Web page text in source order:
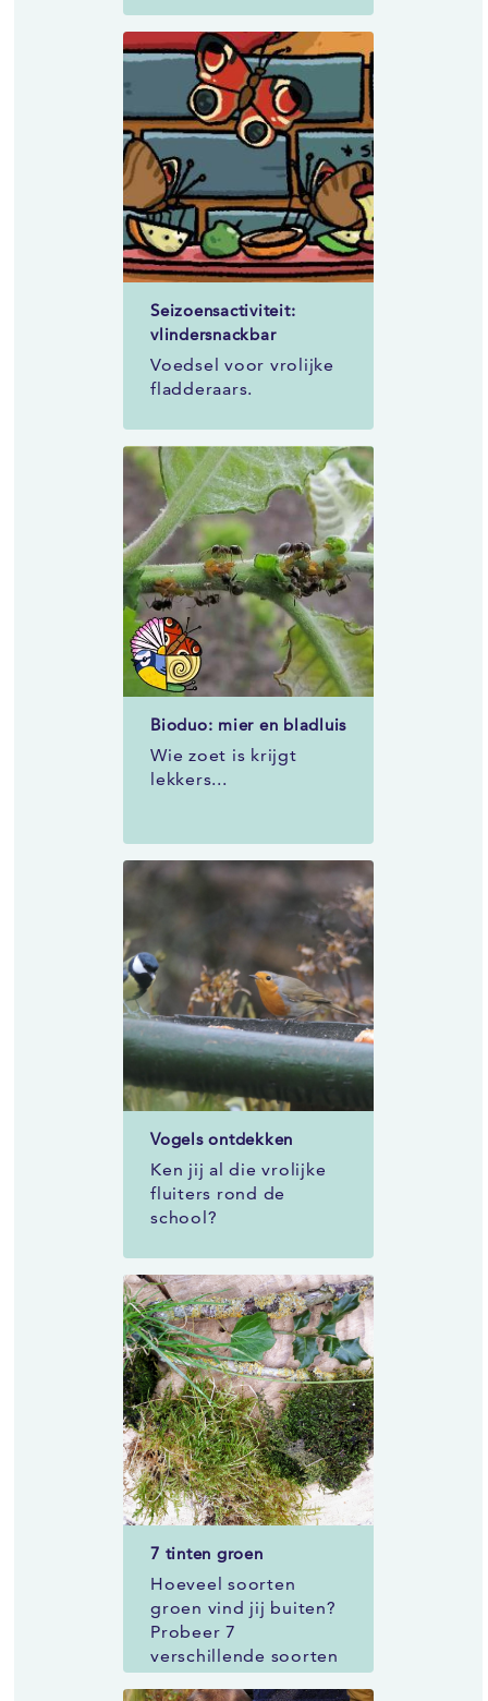
Seizoensactiviteit:
vlindersnackbar
Voedsel voor vrolijke
fladderaars.
Bioduo: mier en bladluis
Wie zoet is krijgt
lekkers...
Vogels ontdekken
Ken jij al die vrolijke
fluiters rond de
school?
7 tinten groen
Hoeveel soorten
groen vind jij buiten?
Probeer 7
verschillende soorten
te vinden.